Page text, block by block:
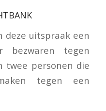
deze uitspraak een
bezwaren tegen
twee personen die
tegen een